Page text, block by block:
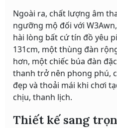
Ngoài ra, chất lượng âm
ngưỡng mộ đối với
hài lòng bất cứ tín đồ yêu
131cm, một thùng đàn
hơn, một chiếc búa đàn
thanh trở nên phong phú,
đẹp và thoải mái khi chơi
chịu, thanh lịch.
Thiết kế sang